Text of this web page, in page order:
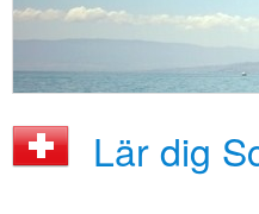
Lär dig